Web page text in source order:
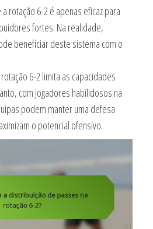
rotação 6-2 é apenas eficaz para
fortes. Na realidade,
beneficiar deste sistema com o
6-2 limita as capacidades
com jogadores habilidosos na
podem manter uma defesa
o potencial ofensivo.